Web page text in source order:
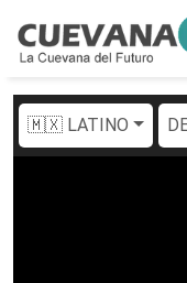
🇲🇽 LATINO